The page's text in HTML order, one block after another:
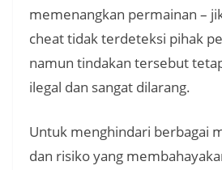
memenangkan permainan –
cheat tidak terdeteksi pihak
namun tindakan tersebut
ilegal dan sangat dilarang.
Untuk menghindari berbagai
dan risiko yang